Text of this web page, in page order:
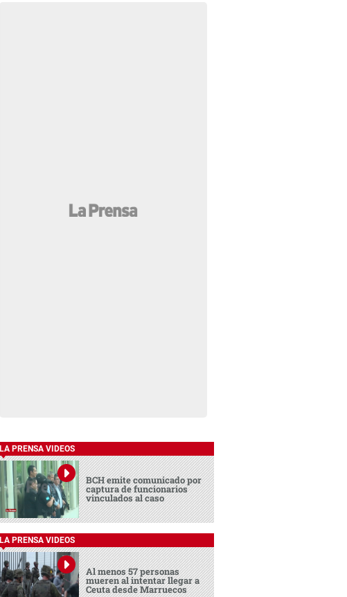
LA PRENSA VIDEOS
BCH emite comunicado por
captura de funcionarios
vinculados al caso
LA PRENSA VIDEOS
Al menos 57 personas
mueren al intentar llegar a
Ceuta desde Marruecos